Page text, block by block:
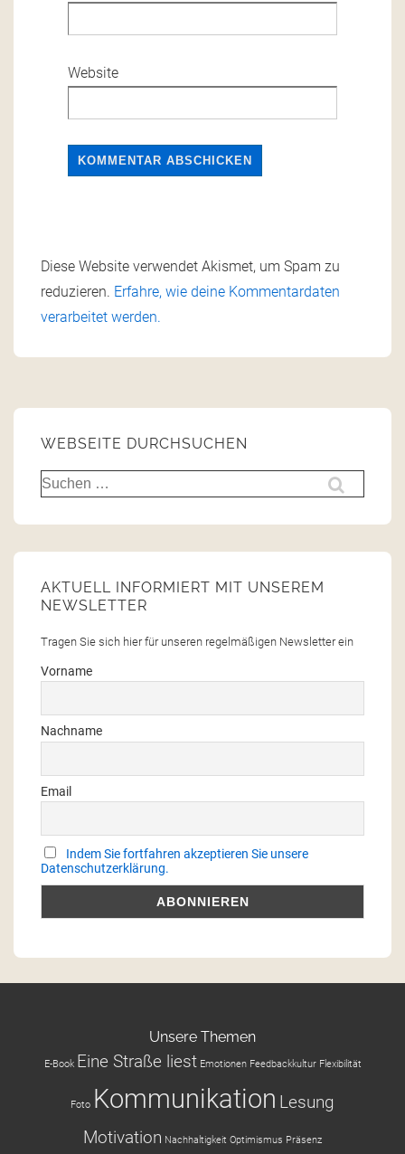
Website
Diese Website verwendet Akismet, um Spam zu
reduzieren. Erfahre, wie deine Kommentardaten
verarbeitet werden.
WEBSEITE DURCHSUCHEN
AKTUELL INFORMIERT MIT UNSEREM
NEWSLETTER
Tragen Sie sich hier für unseren regelmäßigen Newsletter ein
Vorname
Nachname
Email
Indem Sie fortfahren akzeptieren Sie unsere
Datenschutzerklärung.
Unsere Themen
E-Book Eine Straße liest Emotionen Feedbackkultur Flexibilität
Foto Kommunikation Lesung
Motivation Nachhaltigkeit Optimismus Präsenz